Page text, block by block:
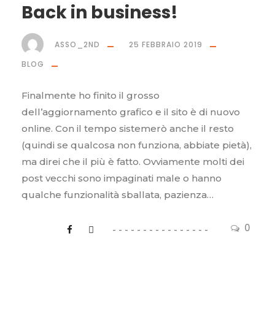
Back in business!
0
ASSO_2ND
25 FEBBRAIO 2019
BLOG
Finalmente ho finito il grosso
dell’aggiornamento grafico e il sito è di nuovo
online. Con il tempo sistemerò anche il resto
(quindi se qualcosa non funziona, abbiate pietà),
ma direi che il più è fatto. Ovviamente molti dei
post vecchi sono impaginati male o hanno
qualche funzionalità sballata, pazienza…